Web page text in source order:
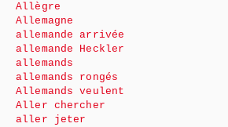
Allègre
Allemagne
allemande arrivée
allemande Heckler
allemands
allemands rongés
Allemands veulent
Aller chercher
aller jeter